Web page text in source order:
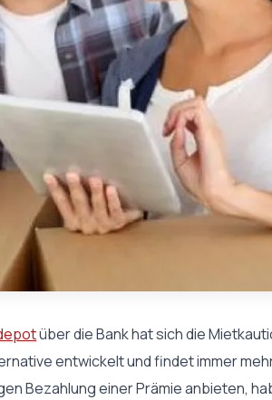
über die Bank hat sich die
entwickelt und findet immer
Bezahlung einer Prämie anbieten,